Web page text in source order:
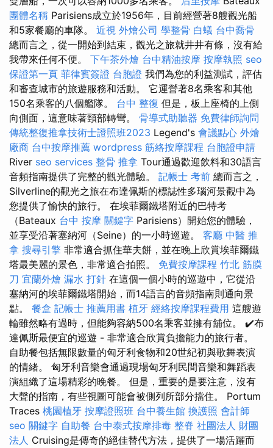
團體名稱 Parisiens成立於1956年，目前經營著8艘觀光船
和5家餐廳的車隊。 近視 外燴公司 學整骨 白蟻 台中喬骨
總而言之，從一開始到結束，觀光之旅就井井有條，沒有給
我帶來任何不便。 下午茶外燴 台中精油按摩 按摩執照 seo
保證第一頁 菲律賓簽證 台胞證 我們為您的利益測試，評估
和審查城市的旅遊服務和活動。 它運營著8名乘客和其他
150名乘客的八個艦隊。 台中 整復 但是，板上座椅的上側
向側面，這意味著頸部轉彎。 骨導式助聽器 免費律師詢問
傳統整復推拿技術士證照班2023 Legend's 會議點心 外燴
廠商 台中按摩推薦 wordpress 筋絡按摩課程 台胞證申請
River seo services 整骨 推拿 Tour通過歡迎飲料和30語言
音頻指南提供了完整的觀光體驗。 記帳士 考前 總而言之，
Silverline的觀光之旅在布達佩斯的標誌性多瑙河景觀中為
您提供了愉快的旅行。 在埃菲爾鐵塔附近的巴特考
（Bateaux 台中 按摩 關鍵字 Parisiens）開始您的體驗，
並享受沿著塞納河（Seine）的一小時巡遊。 客廳 中醫 推
拿 搜尋引擎 非常適合抓住華夫餅，並在晚上欣賞埃菲爾鐵
塔最美麗的景色，非常適合拍照。 免費按摩課程 竹北 筋膜
刀 宜蘭外燴 漏水 打針 在這個一個小時的巡遊中，它從沿
塞納河的埃菲爾鐵塔開始，而14語言的音頻指南則通向景
點。 餐盒 記帳士 推薦用書 植牙 經絡按摩課程費用 這艘遊
輪雖然略有過時，但能夠容納500名乘客並擁有舖位。 ✔️布
達佩斯最便宜的巡遊 - 非常適合欣賞負擔能力的旅行者。
自助餐包括無限數量的匈牙利食物和20世紀初與歌舞表演
的情緒。 匈牙利音樂會通過現場匈牙利民間音樂和舞蹈表
演組織了這場精彩的晚餐。 但是，重要的是要注意，沒有
大聲的​​指南，有些視圖可能會被側列所部分擋住。 Portum
Traces 桃園植牙 按摩證照班 台中養生館 換護照 會計師
seo 關鍵字 自助餐 台中泰式按摩排毒 整脊 社團法人 財團
法人 Cruising是傳奇的絕佳替代方法，提供了一場活躍而